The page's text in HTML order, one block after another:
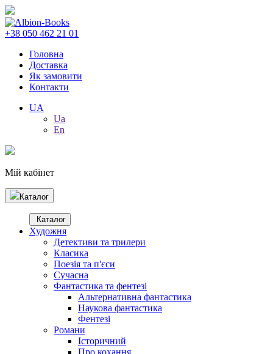
+38 050 462 21 01
Головна
Доставка
Як замовити
Контакти
UA
Ua
En
Мій кабінет
Каталог
Каталог
Художня
Детективи та трилери
Класика
Поезія та п'єси
Сучасна
Фантастика та фентезі
Альтернативна фантастика
Наукова фантастика
Фентезі
Романи
Історичний
Про кохання